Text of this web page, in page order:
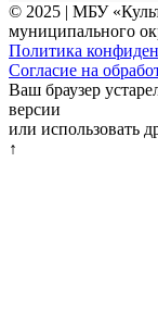
© 2025 | МБУ
муниципального
Политика
Согласие на
Ваш браузер
версии
или использовать
↑